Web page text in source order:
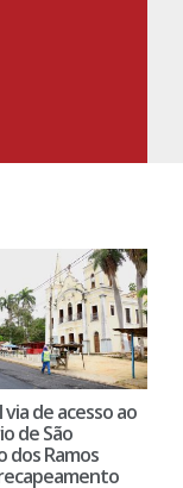
via de acesso ao
de São
dos Ramos